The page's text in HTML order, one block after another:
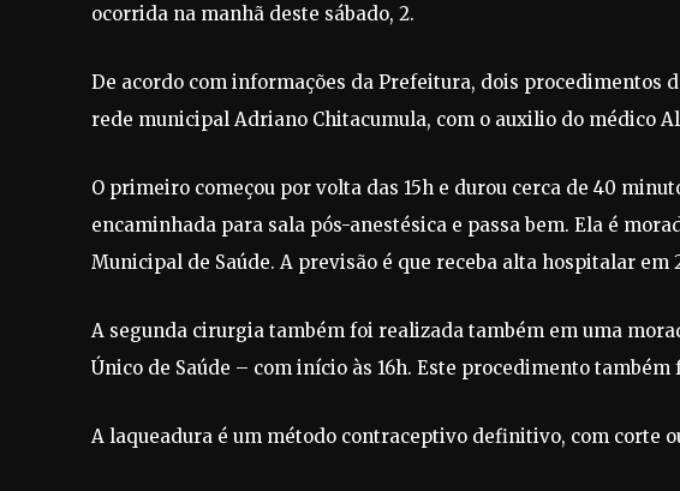
ocorrida na manhã deste sábado, 2.
De acordo com informações da Prefeitura, dois procedimentos
rede municipal Adriano Chitacumula, com o auxilio do médico
O primeiro começou por volta das 15h e durou cerca de 40
encaminhada para sala pós-anestésica e passa bem. Ela é
Municipal de Saúde. A previsão é que receba alta hospitalar em
A segunda cirurgia também foi realizada também em uma
Único de Saúde – com início às 16h. Este procedimento também
A laqueadura é um método contraceptivo definitivo, com corte